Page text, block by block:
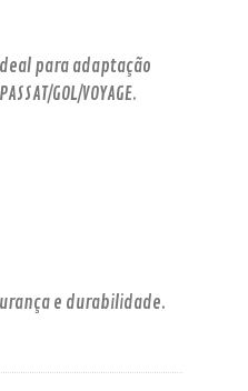
para adaptação
GOL/VOYAGE.
e durabilidade.